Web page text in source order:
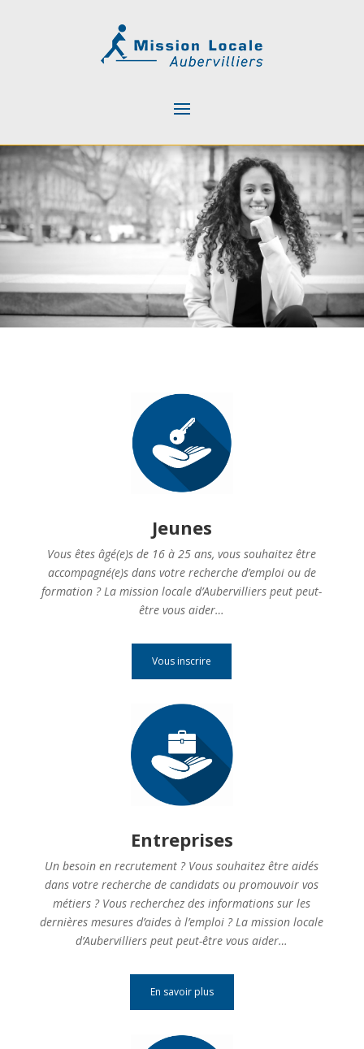
Jeunes
Vous êtes âgé(e)s de 16 à 25 ans, vous souhaitez être
accompagné(e)s dans votre recherche d’emploi ou de
formation ? La mission locale d’Aubervilliers peut peut-
être vous aider…
Vous inscrire
Entreprises
Un besoin en recrutement ? Vous souhaitez être aidés
dans votre recherche de candidats ou promouvoir vos
métiers ? Vous recherchez des informations sur les
dernières mesures d’aides à l’emploi ? La mission locale
d’Aubervilliers peut peut-être vous aider…
En savoir plus